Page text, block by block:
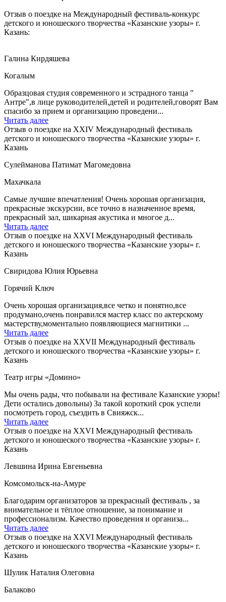
Отзыв о поездке на Международный фестиваль-конкурс
детского и юношеского творчества «Казанские узоры» г.
Казань:
Галина Кирдяшева
Когалым
Образцовая студия современного и эстрадного танца "
Антре",в лице руководителей,детей и родителей,говорят Вам
спасибо за прием и организацию проведени...
Читать далее
Отзыв о поездке на XXIV Международный фестиваль
детского и юношеского творчества «Казанские узоры» г.
Казань
Сулейманова Патимат Магомедовна
Махачкала
Самые лучшие впечатления! Очень хорошая организация,
прекрасные экскурсии, все точно в назначенное время,
прекрасный зал, шикарная акустика и многое д...
Читать далее
Отзыв о поездке на XXVI Международный фестиваль
детского и юношеского творчества «Казанские узоры» г.
Казань
Свиридова Юлия Юрьевна
Горячий Ключ
Очень хорошая организация,все четко и понятно,все
продумано,очень понравился мастер класс по актерскому
мастерству,моментально появляющиеся магнитики ...
Читать далее
Отзыв о поездке на XXVII Международный фестиваль
детского и юношеского творчества «Казанские узоры» г.
Казань
Театр игры «Домино»
Мы очень рады, что побывали на фестивале Казанские узоры!
Дети остались довольны) За такой короткий срок успели
посмотреть город, съездить в Свияжск...
Читать далее
Отзыв о поездке на XXVI Международный фестиваль
детского и юношеского творчества «Казанские узоры» г.
Казань
Левшина Ирина Евгеньевна
Комсомольск-на-Амуре
Благодарим организаторов за прекрасный фестиваль , за
внимательное и тёплое отношение, за понимание и
профессионализм. Качество проведения и организа...
Читать далее
Отзыв о поездке на XXVI Международный фестиваль
детского и юношеского творчества «Казанские узоры» г.
Казань
Шулик Наталия Олеговна
Балаково